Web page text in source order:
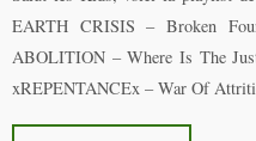
EARTH CRISIS – Broken
ABOLITION – Where Is The
xREPENTANCEx – War Of